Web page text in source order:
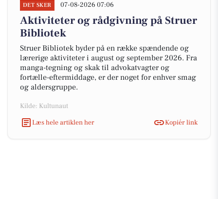
DET SKER 07-08-2026 07:06
Aktiviteter og rådgivning på Struer
Bibliotek
Struer Bibliotek byder på en række spændende og
lærerige aktiviteter i august og september 2026. Fra
manga-tegning og skak til advokatvagter og
fortælle-eftermiddage, er der noget for enhver smag
og aldersgruppe.
Kilde: Kultunaut
Læs hele artiklen her
Kopiér link